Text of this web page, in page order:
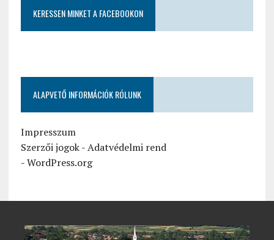
KERESSEN MINKET A FACEBOOKON
ALAPVETŐ INFORMÁCIÓK RÓLUNK
Impresszum
Szerzői jogok-Adatvédelmi rend
-WordPress.org